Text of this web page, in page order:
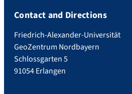
Contact and Directions
Friedrich-Alexander-Universität
GeoZentrum Nordbayern
Schlossgarten 5
91054 Erlangen